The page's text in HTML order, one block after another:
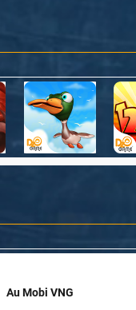
Au Mobi VNG